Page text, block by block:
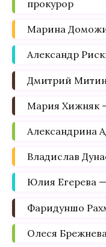
прокурор
Марина
Александр
Дмитрий
Мария Хижняк
Александрина
Владислав
Юлия Егерева
Фаридуншо
Олеся